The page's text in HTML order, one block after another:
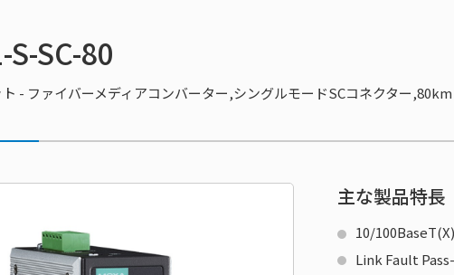
SC-80
- ファイバーメディアコンバーター,シングルモードSCコネクター,80km
主な製品特長
10/
Link Fault